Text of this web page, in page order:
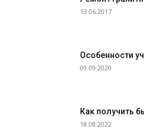
13.06.2017
Особенности
09.09.2020
Как получить
18.08.2022